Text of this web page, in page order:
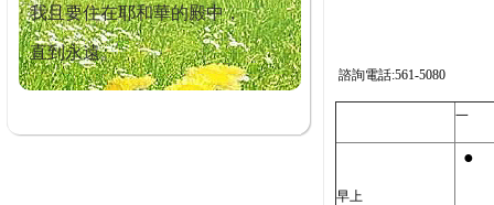
我且要住在耶和華的殿中，
直到永遠。
諮詢電話:561-5080
一
早上
●